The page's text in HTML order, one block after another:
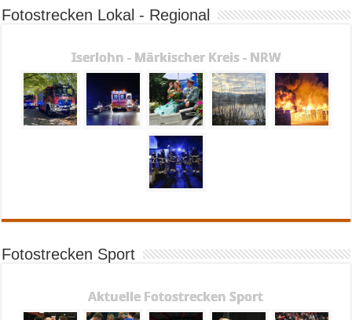
Fotostrecken Lokal - Regional
Iserlohn - Märkischer Kreis - NRW
Fotostrecken Sport
Aktuelle Fotostrecken Sport